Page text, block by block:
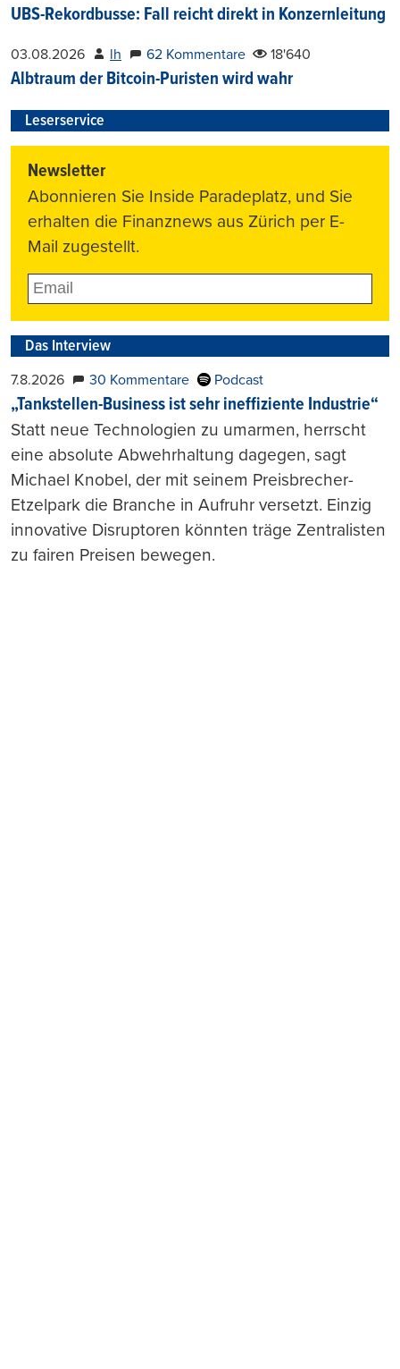
UBS-Rekordbusse: Fall reicht direkt in Konzernleitung
03.08.2026 lh 62 Kommentare 18'640
Albtraum der Bitcoin-Puristen wird wahr
Leserservice
Newsletter
Abonnieren Sie Inside Paradeplatz, und Sie
erhalten die Finanznews aus Zürich per E-
Mail zugestellt.
Das Interview
7.8.2026 30 Kommentare Podcast
„Tankstellen-Business ist sehr ineffiziente Industrie“
Statt neue Technologien zu umarmen, herrscht
eine absolute Abwehrhaltung dagegen, sagt
Michael Knobel, der mit seinem Preisbrecher-
Etzelpark die Branche in Aufruhr versetzt. Einzig
innovative Disruptoren könnten träge Zentralisten
zu fairen Preisen bewegen.